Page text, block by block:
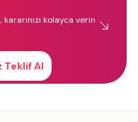
kararınızı kolayca verin
Teklif Al